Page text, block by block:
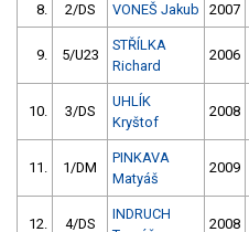
8. 2/DS VONEŠ Jakub 2007
9. 5/U23
STŘÍLKA
Richard
2006
10. 3/DS
UHLÍK
Kryštof
2008
11. 1/DM
PINKAVA
Matyáš
2009
12. 4/DS
INDRUCH
2008